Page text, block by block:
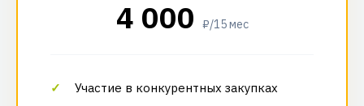
4 000 ₽/15 мес
Участие в конкурентных закупках